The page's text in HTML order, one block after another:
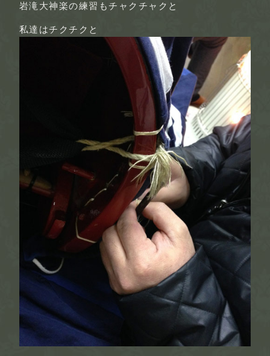
岩滝大神楽の練習もチャクチャクと
私達はチクチクと